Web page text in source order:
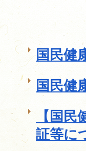
国民健
国民健
【国
証等に